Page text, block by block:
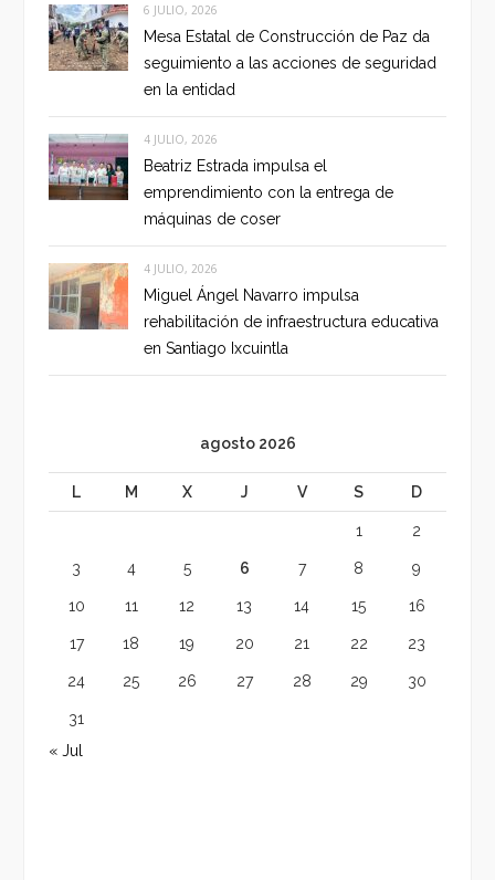
6 JULIO, 2026
Mesa Estatal de Construcción de Paz da
seguimiento a las acciones de seguridad
en la entidad
4 JULIO, 2026
Beatriz Estrada impulsa el
emprendimiento con la entrega de
máquinas de coser
4 JULIO, 2026
Miguel Ángel Navarro impulsa
rehabilitación de infraestructura educativa
en Santiago Ixcuintla
agosto 2026
L M X J V S D
1 2
3 4 5 6 7 8 9
10 11 12 13 14 15 16
17 18 19 20 21 22 23
24 25 26 27 28 29 30
31
« Jul